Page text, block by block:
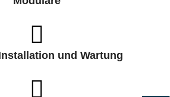
und Wartung